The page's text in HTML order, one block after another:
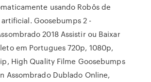
usando Robôs de
Goosebumps 2 -
2018 Assistir ou Baixar
em Portugues 720p, 1080p,
High Quality Filme Goosebumps
Assombrado Dublado Online,